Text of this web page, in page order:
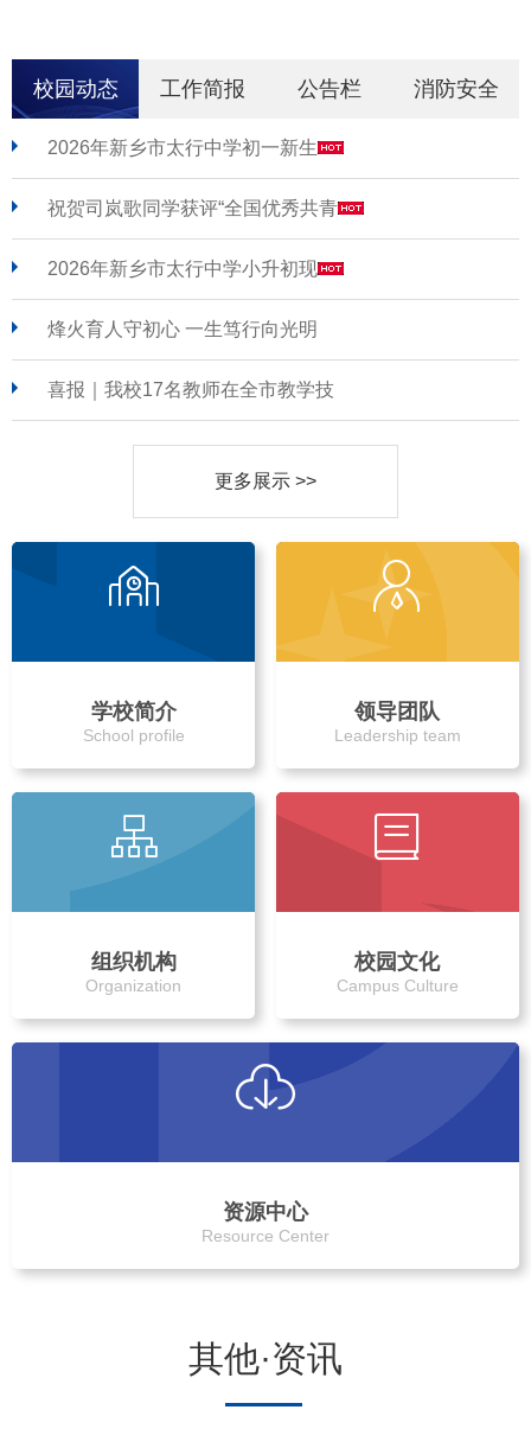
校园动态 工作简报 公告栏 消防安全
2026年新乡市太行中学初一新生
祝贺司岚歌同学获评“全国优秀共青
2026年新乡市太行中学小升初现
烽火育人守初心 一生笃行向光明
喜报｜我校17名教师在全市教学技
更多展示 >>
学校简介
School profile
领导团队
Leadership team
组织机构
Organization
校园文化
Campus Culture
资源中心
Resource Center
其他·资讯